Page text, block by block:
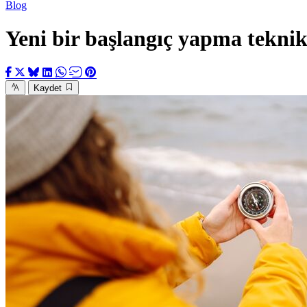
Blog
Yeni bir başlangıç yapma
Kaydet